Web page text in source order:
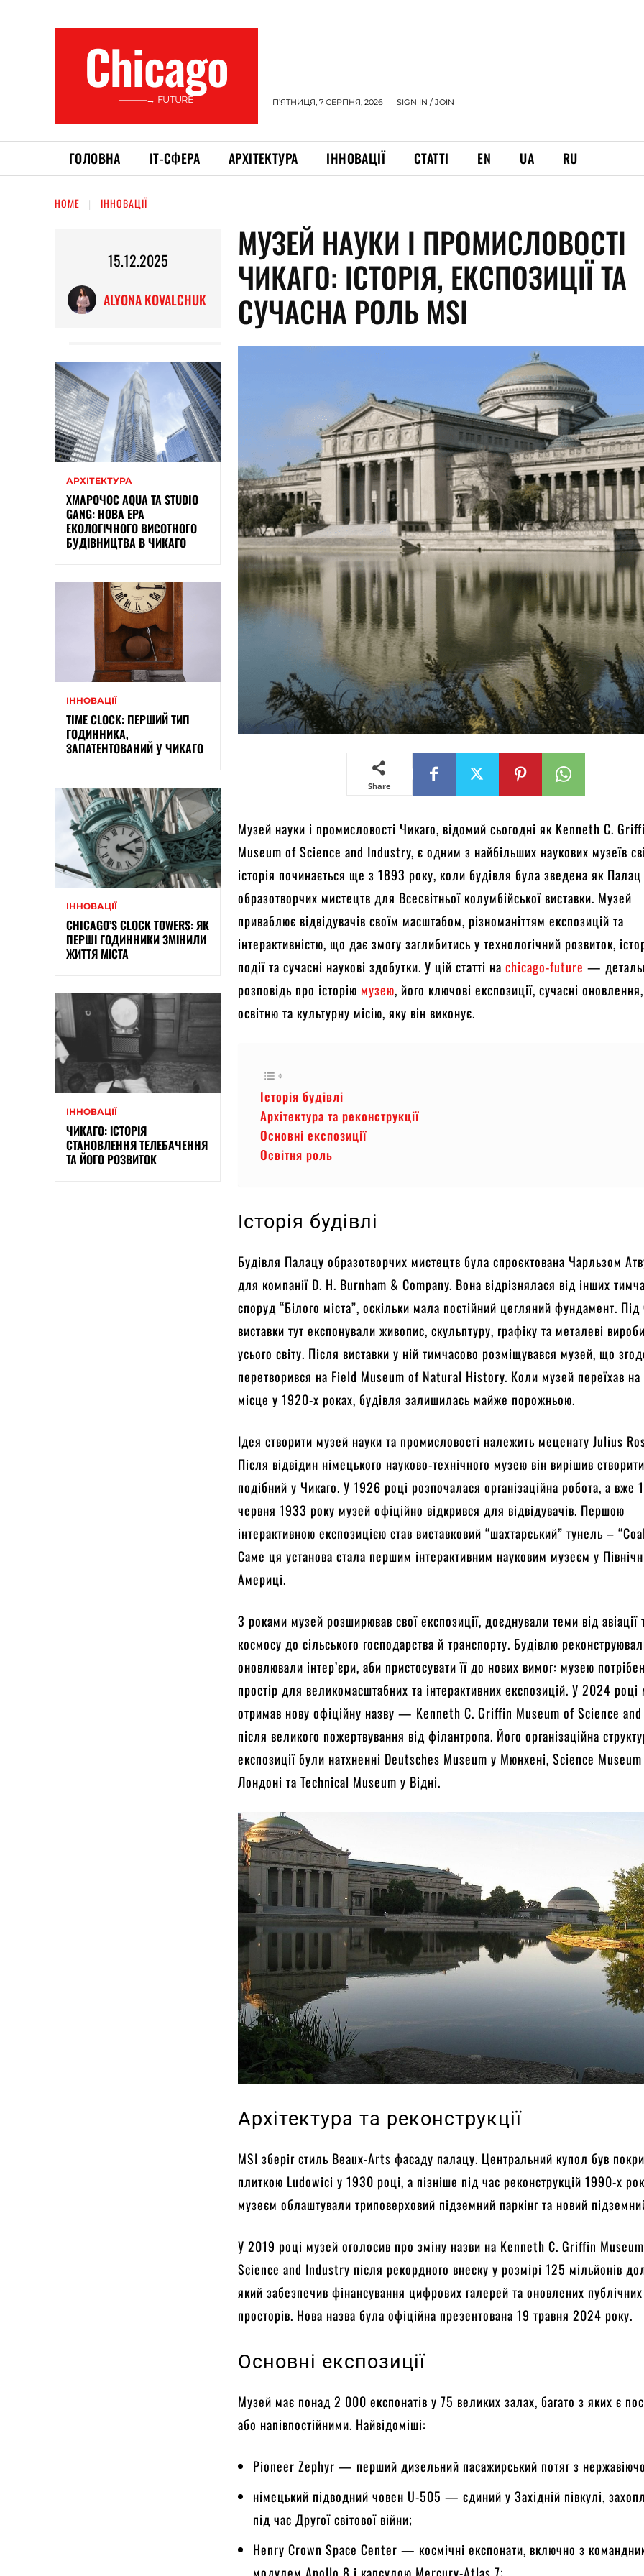
Сhicago
———→ FUTURE П’ЯТНИЦЯ, 7 СЕРПНЯ, 2026 SIGN IN / JOIN
ГОЛОВНА ІТ-СФЕРА АРХІТЕКТУРА ІННОВАЦІЇ СТАТТІ EN UA RU
HOME ІННОВАЦІЇ
15.12.2025
ALYONA KOVALCHUK
АРХІТЕКТУРА
ХМАРОЧОС AQUA ТА STUDIO
GANG: НОВА ЕРА
ЕКОЛОГІЧНОГО ВИСОТНОГО
БУДІВНИЦТВА В ЧИКАГО
ІННОВАЦІЇ
TIME CLOCK: ПЕРШИЙ ТИП
ГОДИННИКА,
ЗАПАТЕНТОВАНИЙ У ЧИКАГО
ІННОВАЦІЇ
CHICAGO’S CLOCK TOWERS: ЯК
ПЕРШІ ГОДИННИКИ ЗМІНИЛИ
ЖИТТЯ МІСТА
ІННОВАЦІЇ
ЧИКАГО: ІСТОРІЯ
СТАНОВЛЕННЯ ТЕЛЕБАЧЕННЯ
ТА ЙОГО РОЗВИТОК
МУЗЕЙ НАУКИ І ПРОМИСЛОВОСТІ
ЧИКАГО: ІСТОРІЯ, ЕКСПОЗИЦІЇ ТА
СУЧАСНА РОЛЬ MSI
Share
Музей науки і промисловості Чикаго, відомий сьогодні як Kenneth C.
Museum of Science and Industry, є одним з найбільших наукових музеїв
історія починається ще з 1893 року, коли будівля була зведена як Палац
образотворчих мистецтв для Всесвітньої колумбійської виставки. Музей
приваблює відвідувачів своїм масштабом, різноманіттям експозицій та
інтерактивністю, що дає змогу заглибитись у технологічний розвиток,
події та сучасні наукові здобутки. У цій статті наchicago-future —
розповідь про історію музею, його ключові експозиції, сучасні
освітню та культурну місію, яку він виконує.
Історія будівлі
Архітектура та реконструкції
Основні експозиції
Освітня роль
Історія будівлі
Будівля Палацу образотворчих мистецтв була спроєктована Чарльзом
для компанії D. H. Burnham & Company. Вона відрізнялася від інших
споруд “Білого міста”, оскільки мала постійний цегляний фундамент. Під
виставки тут експонували живопис, скульптуру, графіку та металеві
усього світу. Після виставки у ній тимчасово розміщувався музей, що
перетворився на Field Museum of Natural History. Коли музей переїхав на
місце у 1920-х роках, будівля залишилась майже порожньою.
Ідея створити музей науки та промисловості належить меценату Julius
Після відвідин німецького науково-технічного музею він вирішив створити
подібний у Чикаго. У 1926 році розпочалася організаційна робота, а вже
червня 1933 року музей офіційно відкрився для відвідувачів. Першою
інтерактивною експозицією став виставковий “шахтарський” тунель –
Саме ця установа стала першим інтерактивним науковим музеєм у
Америці.
З роками музей розширював свої експозиції, доєднували теми від авіації
космосу до сільського господарства й транспорту. Будівлю
оновлювали інтер’єри, аби пристосувати її до нових вимог: музею
простір для великомасштабних та інтерактивних експозицій. У 2024 році
отримав нову офіційну назву — Kenneth C. Griffin Museum of Science
після великого пожертвування від філантропа. Його організаційна
експозиції були натхненні Deutsches Museum у Мюнхені, Science
Лондоні та Technical Museum у Відні.
Архітектура та реконструкції
MSI зберіг стиль Beaux-Arts фасаду палацу. Центральний купол був
плиткою Ludowici у 1930 році, а пізніше під час реконструкцій 1990-х
музеєм облаштували триповерховий підземний паркінг та новий
У 2019 році музей оголосив про зміну назви на Kenneth C. Griffin
Science and Industry після рекордного внеску у розмірі 125 мільйонів
який забезпечив фінансування цифрових галерей та оновлених публічних
просторів. Нова назва була офіційна презентована 19 травня 2024 року.
Основні експозиції
Музей має понад 2 000 експонатів у 75 великих залах, багато з яких є
або напівпостійними. Найвідоміші:
Pioneer Zephyr — перший дизельний пасажирський потяг з
німецький підводний човен U-505 — єдиний у Західній півкулі,
під час Другої світової війни;
Henry Crown Space Center — космічні експонати, включно з